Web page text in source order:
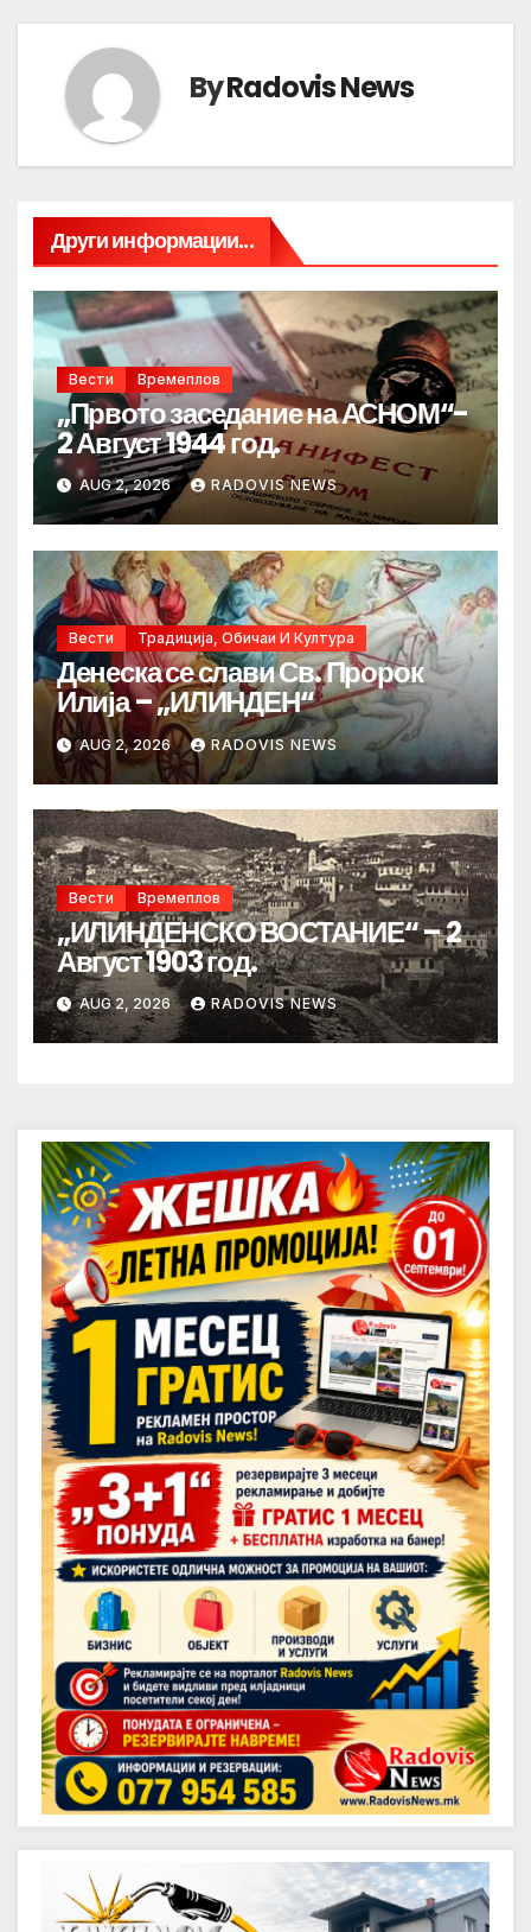
ByRadovis News
Други информации...
Вести Времеплов
„Првото заседание на АСНОМ“-
2 Август 1944 год.
AUG 2, 2026 RADOVIS NEWS
Вести Традиција, Обичаи И Култура
Денеска се слави Св. Пророк
Илија – „ИЛИНДЕН“
AUG 2, 2026 RADOVIS NEWS
Вести Времеплов
„ИЛИНДЕНСКО ВОСТАНИЕ“ – 2
Август 1903 год.
AUG 2, 2026 RADOVIS NEWS